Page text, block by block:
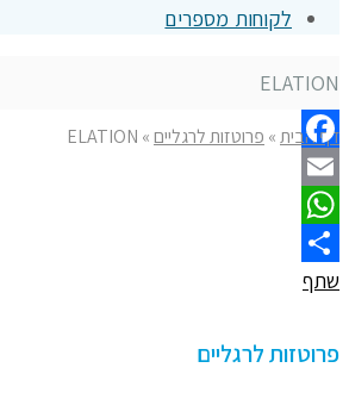
לקוחות מספרים
ELATION
דף הבית» פרוטזות לרגליים»
ELATION
Facebook
Email
WhatsApp
שתף
פרוטזות לרגליים